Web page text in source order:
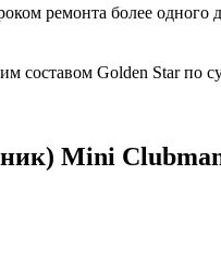
ремонта более одного
составом Golden Star по
Mini